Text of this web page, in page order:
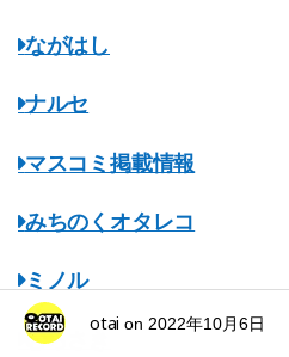
ながはし
ナルセ
マスコミ掲載情報
みちのくオタレコ
ミノル
むらさき
otai on 2022年10月6日